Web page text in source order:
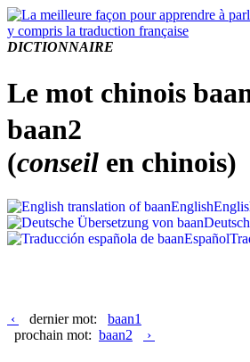
DICTIONNAIRE
Le mot chinois
baan2
(conseil en chinois)
English
Deutsch
Español
‹ dernier mot: baan1
prochain mot: baan2 ›